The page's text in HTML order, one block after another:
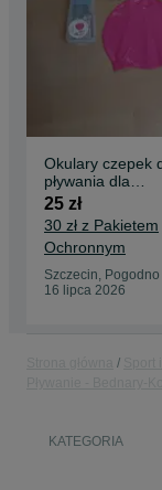
Okulary czepek
pływania dla
dziewczynki
25 zł
30 zł z Pakietem
Ochronnym
Szczecin, Pogodno
16 lipca 2026
KATEGORIA